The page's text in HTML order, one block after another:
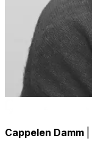
Cappelen Damm